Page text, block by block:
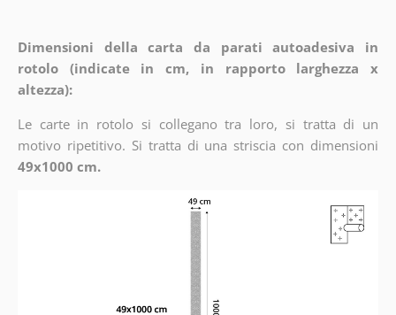
Dimensioni della carta da parati autoadesiva in
rotolo (indicate in cm, in rapporto larghezza x
altezza):
Le carte in rotolo si collegano tra loro, si tratta di un
motivo ripetitivo. Si tratta di una striscia con dimensioni
49x1000 cm.